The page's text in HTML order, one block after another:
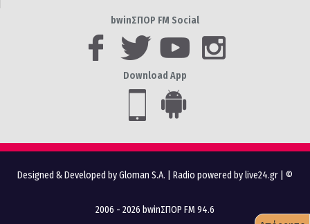
bwinΣΠΟΡ FM Social
Download App
Designed & Developed by Gloman S.A. Radio powered by live24.gr | ©
2006 - 2026 bwinΣΠΟΡ FM 94.6